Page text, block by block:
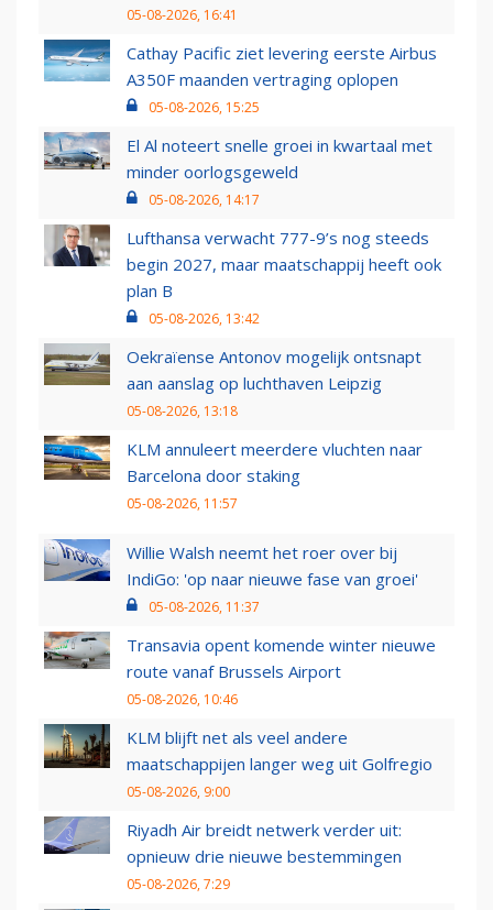
05-08-2026, 16:41
Cathay Pacific ziet levering eerste Airbus
A350F maanden vertraging oplopen
05-08-2026, 15:25
El Al noteert snelle groei in kwartaal met
minder oorlogsgeweld
05-08-2026, 14:17
Lufthansa verwacht 777-9’s nog steeds
begin 2027, maar maatschappij heeft ook
plan B
05-08-2026, 13:42
Oekraïense Antonov mogelijk ontsnapt
aan aanslag op luchthaven Leipzig
05-08-2026, 13:18
KLM annuleert meerdere vluchten naar
Barcelona door staking
05-08-2026, 11:57
Willie Walsh neemt het roer over bij
IndiGo: 'op naar nieuwe fase van groei'
05-08-2026, 11:37
Transavia opent komende winter nieuwe
route vanaf Brussels Airport
05-08-2026, 10:46
KLM blijft net als veel andere
maatschappijen langer weg uit Golfregio
05-08-2026, 9:00
Riyadh Air breidt netwerk verder uit:
opnieuw drie nieuwe bestemmingen
05-08-2026, 7:29